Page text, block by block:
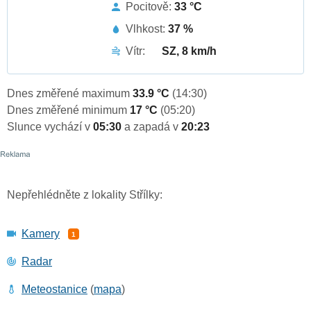
Pocitově: 33 °C
Vlhkost: 37 %
Vítr:
SZ, 8 km/h
Dnes změřené maximum 33.9 °C (14:30)
Dnes změřené minimum 17 °C (05:20)
Slunce vychází v 05:30 a zapadá v 20:23
Nepřehlédněte z lokality Střílky:
Kamery 1
Radar
Meteostanice (mapa)